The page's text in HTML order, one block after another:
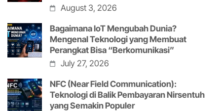
August 3, 2026
Bagaimana IoT Mengubah Dunia?
Mengenal Teknologi yang Membuat
Perangkat Bisa “Berkomunikasi”
July 27, 2026
NFC (Near Field Communication):
Teknologi di Balik Pembayaran Nirsentuh
yang Semakin Populer